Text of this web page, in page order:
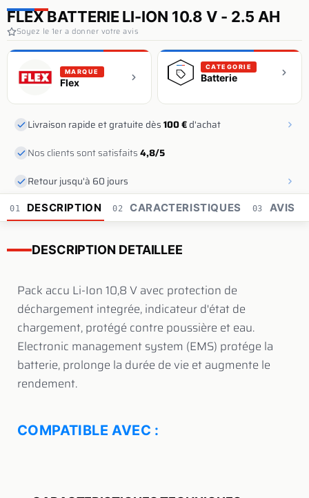
FLEX BATTERIE LI-ION 10.8 V - 2.5 AH
Soyez le 1er a donner votre avis
MARQUE
Flex
CATEGORIE
Batterie
Livraison rapide et gratuite dès100 €d'achat
Nos clients sont satisfaits4,8/5
Retour jusqu'à 60 jours
01 DESCRIPTION 02 CARACTERISTIQUES 03 AVIS
DESCRIPTION DETAILLEE
Pack accu Li-Ion 10,8 V avec protection de
déchargement integrée, indicateur d'état de
chargement, protégé contre poussière et eau.
Electronic management system (EMS) protége la
batterie, prolonge la durée de vie et augmente le
rendement.
COMPATIBLE AVEC :